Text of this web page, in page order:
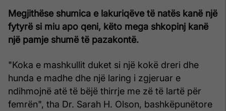
Megjithëse shumica e lakuriqëve të natës kanë një
fytyrë si miu apo qeni, këto mega shkopinj kanë
një pamje shumë të pazakontë.
"Koka e mashkullit duket si një kokë dreri dhe
hunda e madhe dhe një laring i zgjeruar e
ndihmojnë atë të bëjë thirrje me zë të lartë për
femrën", tha Dr. Sarah H. Olson, bashkëpunëtore